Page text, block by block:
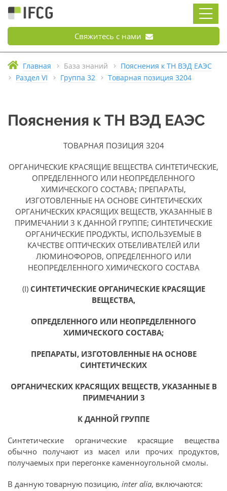
Свяжитесь с нами
Главная База знаний
Пояснения к ТН ВЭД ЕАЭС
Раздел VI
Группа 32 Товарная позиция 3204
Пояснения к ТН ВЭД ЕАЭС
ТОВАРНАЯ ПОЗИЦИЯ 3204
ОРГАНИЧЕСКИЕ КРАСЯЩИЕ ВЕЩЕСТВА СИНТЕТИЧЕСКИЕ,
ОПРЕДЕЛЕННОГО ИЛИ НЕОПРЕДЕЛЕННОГО
ХИМИЧЕСКОГО СОСТАВА; ПРЕПАРАТЫ,
ИЗГОТОВЛЕННЫЕ НА ОСНОВЕ СИНТЕТИЧЕСКИХ
ОРГАНИЧЕСКИХ КРАСЯЩИХ ВЕЩЕСТВ, УКАЗАННЫЕ В
ПРИМЕЧАНИИ 3 К ДАННОЙ ГРУППЕ; СИНТЕТИЧЕСКИЕ
ОРГАНИЧЕСКИЕ ПРОДУКТЫ, ИСПОЛЬЗУЕМЫЕ В
КАЧЕСТВЕ ОПТИЧЕСКИХ ОТБЕЛИВАТЕЛЕЙ ИЛИ
ЛЮМИНОФОРОВ, ОПРЕДЕЛЕННОГО ИЛИ
НЕОПРЕДЕЛЕННОГО ХИМИЧЕСКОГО СОСТАВА
(I) СИНТЕТИЧЕСКИЕ ОРГАНИЧЕСКИЕ КРАСЯЩИЕ
ВЕЩЕСТВА,
ОПРЕДЕЛЕННОГО ИЛИ НЕОПРЕДЕЛЕННОГО
ХИМИЧЕСКОГО СОСТАВА;
ПРЕПАРАТЫ, ИЗГОТОВЛЕННЫЕ НА ОСНОВЕ
СИНТЕТИЧЕСКИХ
ОРГАНИЧЕСКИХ КРАСЯЩИХ ВЕЩЕСТВ, УКАЗАННЫЕ В
ПРИМЕЧАНИИ 3
К ДАННОЙ ГРУППЕ
Синтетические органические красящие вещества
обычно получают из масел или прочих продуктов,
получаемых при перегонке каменноугольной смолы.
В данную товарную позицию, inter alia, включаются: